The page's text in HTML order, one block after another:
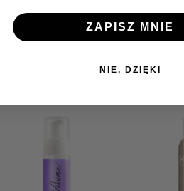
Pianki Marka: Profis
ZAPISZ MNIE
NIE, DZIĘKI